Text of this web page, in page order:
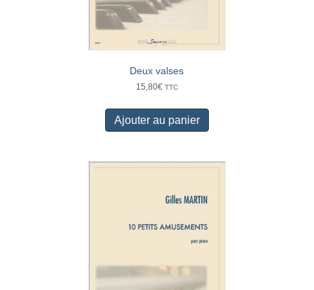
Deux valses
15,80€ TTC
Ajouter au panier